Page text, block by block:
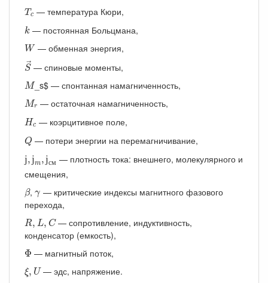
T c
Tc — температура Кюри,
k
k — постоянная Больцмана,
W
W— обменная энергия,
→
S
S — спиновые моменты,
M
M_s$ — спонтанная намагниченность,
Mr
Mr — остаточная намагниченность,
Hc
Hc — коэрцитивное поле,
Q
Q — потери энергии на перемагничивание,
ј,јm,јсм
ј m с
— плотность тока: внешнего, молекулярного и
смещения,
β
β,γ
γ — критические индексы магнитного фазового
перехода,
R, L, C
R, L, C — сопротивление, индуктивность,
конденсатор (емкость),
Φ
Φ — магнитный поток,
ξ, U
ξ U— эдс, напряжение.